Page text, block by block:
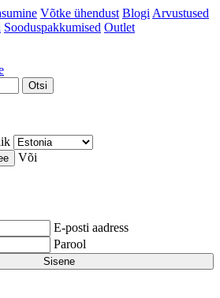
Võtke ühendust Blogi Arvustused
Sooduspakkumised Outlet
Otsi
Või
E-posti aadress
Parool
Sisene